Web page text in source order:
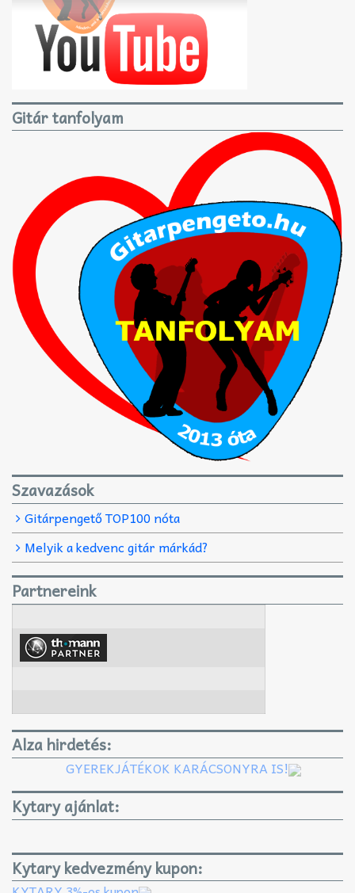
Gitár tanfolyam
Szavazások
Gitárpengető TOP100 nóta
Melyik a kedvenc gitár márkád?
Partnereink
Alza hirdetés:
GYEREKJÁTÉKOK KARÁCSONYRA IS!
Kytary ajánlat:
Kytary kedvezmény kupon: